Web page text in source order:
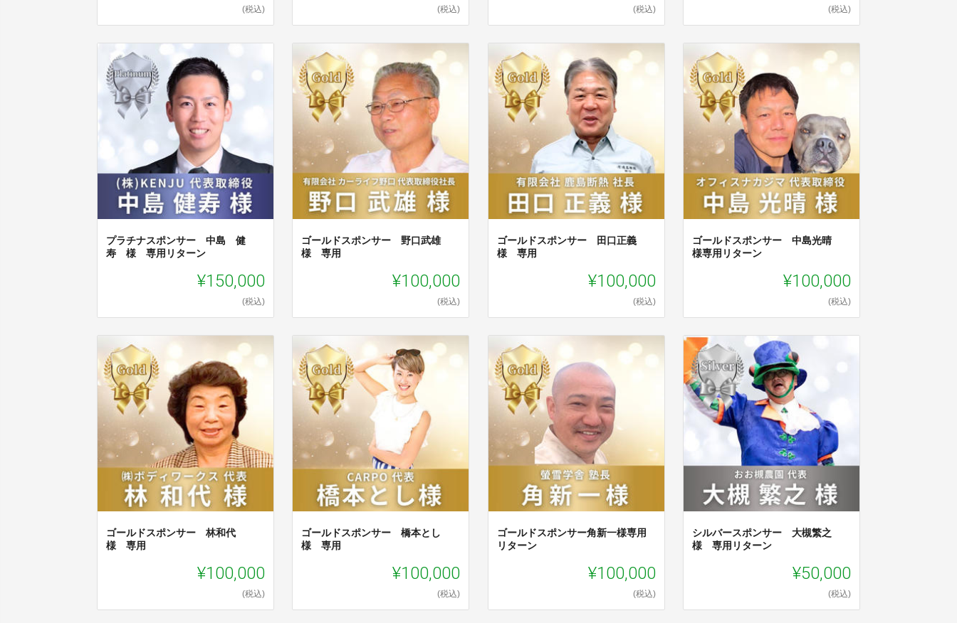
(税込) (税込) (税込) (税込)
プラチナスポンサー 中島 健
寿 様 専用リターン
¥150,000
(税込)
ゴールドスポンサー 野口武雄
様 専用
¥100,000
(税込)
ゴールドスポンサー 田口正義
様 専用
¥100,000
(税込)
ゴールドスポンサー 中島光晴
様専用リターン
¥100,000
(税込)
ゴールドスポンサー 林和代
様 専用
¥100,000
(税込)
ゴールドスポンサー 橋本とし
様 専用
¥100,000
(税込)
ゴールドスポンサー角新一様専用
リターン
¥100,000
(税込)
シルバースポンサー 大槻繁之
様 専用リターン
¥50,000
(税込)